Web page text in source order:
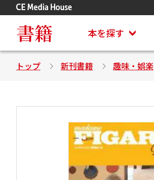
書籍 本を探す
トップ 新刊書籍 趣味・娯楽